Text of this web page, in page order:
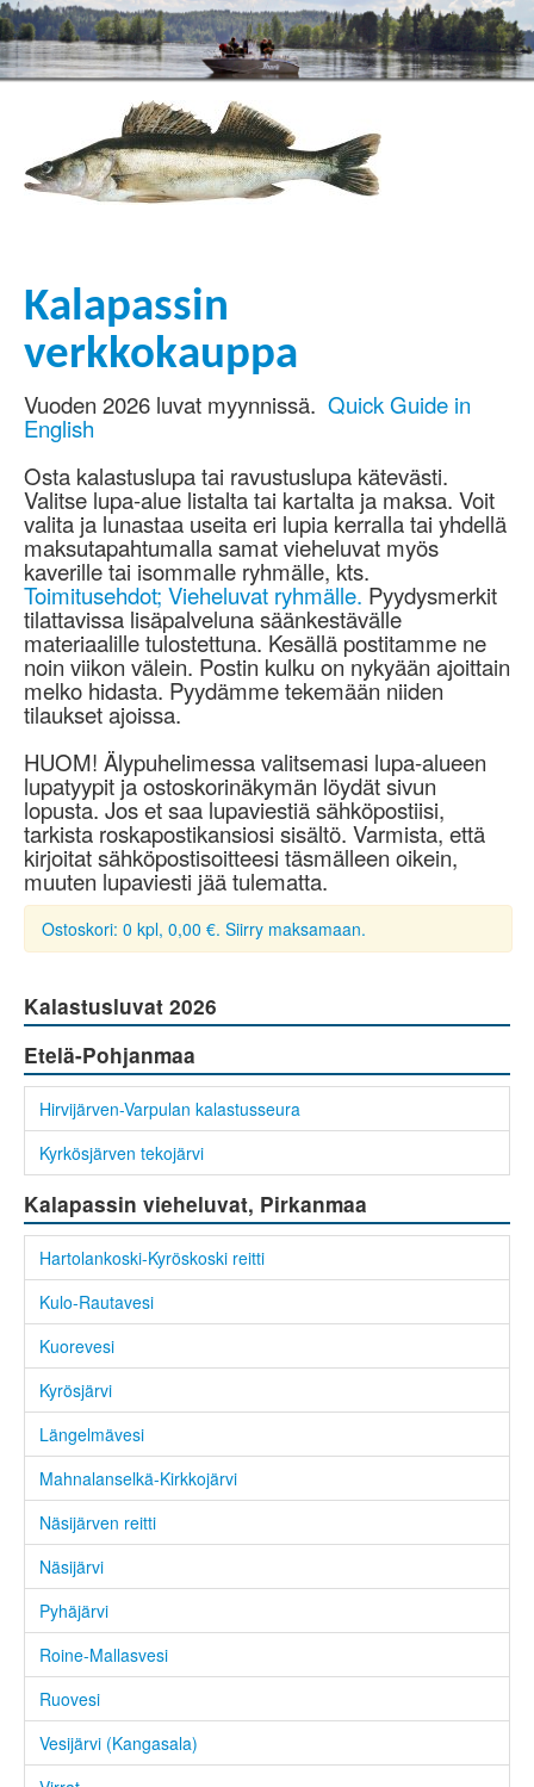
Kalapassin
verkkokauppa
Vuoden 2026 luvat myynnissä. Quick Guide in
English
Osta kalastuslupa tai ravustuslupa kätevästi.
Valitse lupa-alue listalta tai kartalta ja maksa. Voit
valita ja lunastaa useita eri lupia kerralla tai yhdellä
maksutapahtumalla samat vieheluvat myös
kaverille tai isommalle ryhmälle, kts.
Toimitusehdot; Vieheluvat ryhmälle. Pyydysmerkit
tilattavissa lisäpalveluna säänkestävälle
materiaalille tulostettuna. Kesällä postitamme ne
noin viikon välein. Postin kulku on nykyään ajoittain
melko hidasta. Pyydämme tekemään niiden
tilaukset ajoissa.
HUOM! Älypuhelimessa valitsemasi lupa-alueen
lupatyypit ja ostoskorinäkymän löydät sivun
lopusta. Jos et saa lupaviestiä sähköpostiisi,
tarkista roskapostikansiosi sisältö. Varmista, että
kirjoitat sähköpostisoitteesi täsmälleen oikein,
muuten lupaviesti jää tulematta.
Ostoskori: 0 kpl, 0,00 €. Siirry maksamaan.
Kalastusluvat 2026
Etelä-Pohjanmaa
Hirvijärven-Varpulan kalastusseura
Kyrkösjärven tekojärvi
Kalapassin vieheluvat, Pirkanmaa
Hartolankoski-Kyröskoski reitti
Kulo-Rautavesi
Kuorevesi
Kyrösjärvi
Längelmävesi
Mahnalanselkä-Kirkkojärvi
Näsijärven reitti
Näsijärvi
Pyhäjärvi
Roine-Mallasvesi
Ruovesi
Vesijärvi (Kangasala)